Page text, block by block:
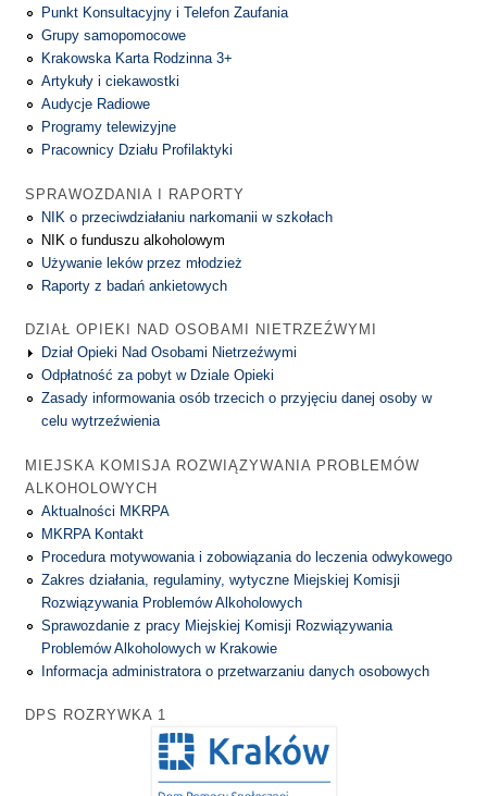
Punkt Konsultacyjny i Telefon Zaufania
Grupy samopomocowe
Krakowska Karta Rodzinna 3+
Artykuły i ciekawostki
Audycje Radiowe
Programy telewizyjne
Pracownicy Działu Profilaktyki
SPRAWOZDANIA I RAPORTY
NIK o przeciwdziałaniu narkomanii w szkołach
NIK o funduszu alkoholowym
Używanie leków przez młodzież
Raporty z badań ankietowych
DZIAŁ OPIEKI NAD OSOBAMI NIETRZEŹWYMI
Dział Opieki Nad Osobami Nietrzeźwymi
Odpłatność za pobyt w Dziale Opieki
Zasady informowania osób trzecich o przyjęciu danej osoby w
celu wytrzeźwienia
MIEJSKA KOMISJA ROZWIĄZYWANIA PROBLEMÓW
ALKOHOLOWYCH
Aktualności MKRPA
MKRPA Kontakt
Procedura motywowania i zobowiązania do leczenia odwykowego
Zakres działania, regulaminy, wytyczne Miejskiej Komisji
Rozwiązywania Problemów Alkoholowych
Sprawozdanie z pracy Miejskiej Komisji Rozwiązywania
Problemów Alkoholowych w Krakowie
Informacja administratora o przetwarzaniu danych osobowych
DPS ROZRYWKA 1